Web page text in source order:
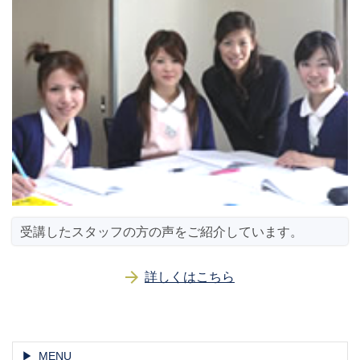
受講したスタッフの方の声をご紹介しています。
詳しくはこちら
MENU